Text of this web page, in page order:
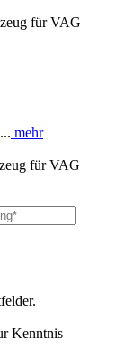
für VAG
mehr
für VAG
Kenntnis